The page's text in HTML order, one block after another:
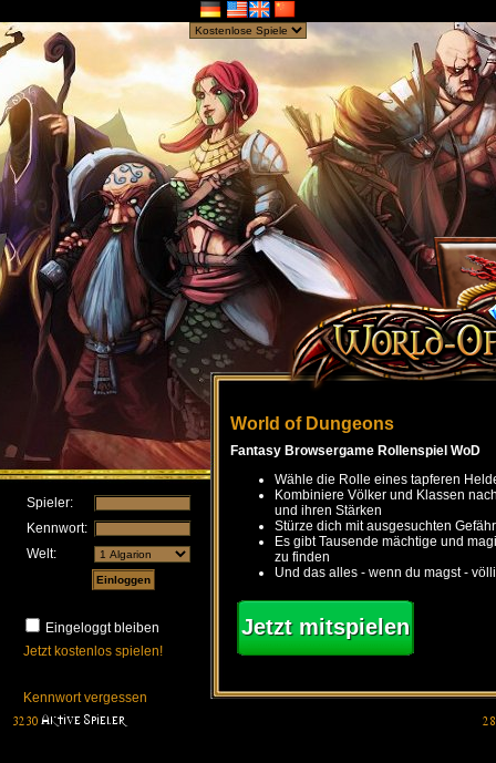
Spieler:
Kennwort:
Welt:
Eingeloggt bleiben
Jetzt kostenlos spielen!
Kennwort vergessen
World of Dungeons
Fantasy Browsergame Rollenspiel WoD
Wähle die Rolle eines tapferen
Kombiniere Völker und Klassen
und ihren Stärken
Stürze dich mit ausgesuchten
Es gibt Tausende mächtige und
zu finden
Und das alles - wenn du magst -
Jetzt mitspielen